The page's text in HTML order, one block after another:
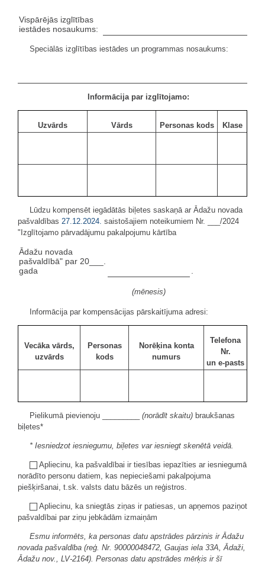
Vispārējās izglītības
iestādes nosaukums:
Speciālās izglītības iestādes un programmas nosaukums:
Informācija par izglītojamo:
Uzvārds Vārds Personas kods Klase
Lūdzu kompensēt iegādātās biļetes saskaņā ar Ādažu novada
pašvaldības 27.12.2024. saistošajiem noteikumiem Nr. ___/2024
"Izglītojamo pārvadājumu pakalpojumu kārtība
Ādažu novada
pašvaldībā" par 20___.
gada
(mēnesis)
Informācija par kompensācijas pārskaitījuma adresi:
Vecāka vārds,
uzvārds
Personas
kods
Norēķina konta
numurs
Telefona
Nr.
un e-pasts
Pielikumā pievienoju _________ (norādīt skaitu) braukšanas
biļetes*
* Iesniedzot iesniegumu, biļetes var iesniegt skenētā veidā.
Apliecinu, ka pašvaldībai ir tiesības iepazīties ar iesniegumā
norādīto personu datiem, kas nepieciešami pakalpojuma
piešķiršanai, t.sk. valsts datu bāzēs un reģistros.
Apliecinu, ka sniegtās ziņas ir patiesas, un apņemos paziņot
pašvaldībai par ziņu jebkādām izmaiņām
Esmu informēts, ka personas datu apstrādes pārzinis ir Ādažu
novada pašvaldība (reģ. Nr. 90000048472, Gaujas iela 33A, Ādaži,
Ādažu nov., LV-2164). Personas datu apstrādes mērķis ir šī